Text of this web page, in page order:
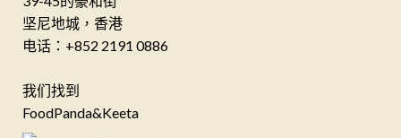
坚尼地城，香港
电话：+852 2191 0886
我们找到
FoodPanda&Keeta